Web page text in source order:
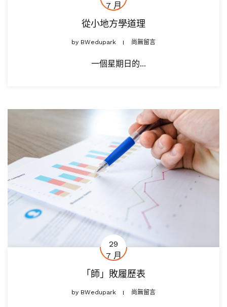
7 月
從小地方學道理
by BWedupark 尚無留言
一個星期日的...
29
7 月
「師」敗履歷表
by BWedupark 尚無留言